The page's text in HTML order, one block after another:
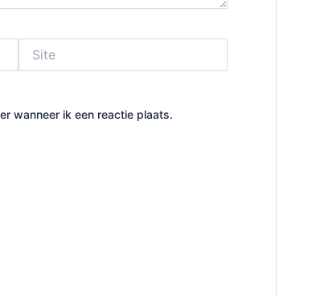
wanneer ik een reactie plaats.